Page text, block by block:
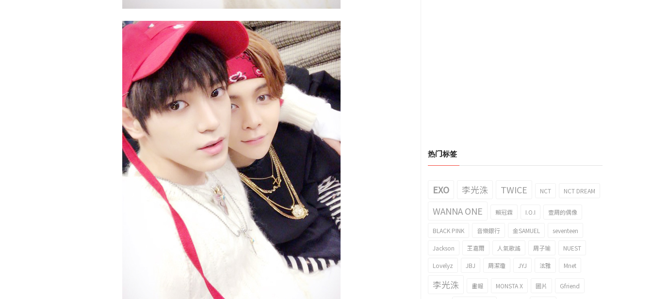
热门标签
EXO 李光洙 TWICE NCT NCT DREAM
WANNA ONE 賴冠霖 I.O.I 壹周的偶像
BLACK PINK 音樂銀行 金SAMUEL seventeen
Jackson 王嘉爾 人氣歌謠 周子瑜 NUEST
Lovelyz JBJ 周潔瓊 JYJ 泫雅 Mnet
李光洙 畫報 MONSTA X 圖片 Gfriend